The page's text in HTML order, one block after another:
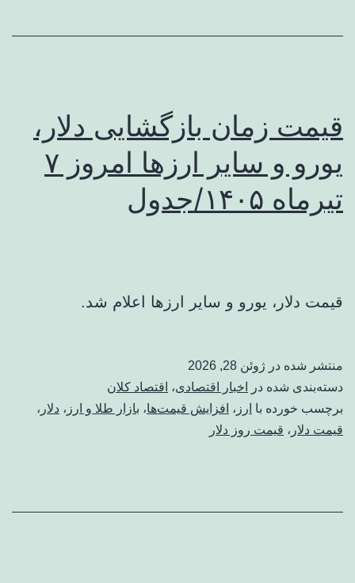
قیمت زمان بازگشایی دلار،
یورو و سایر ارزها امروز ۷
تیرماه ۱۴۰۵/جدول
قیمت دلار، یورو و سایر ارزها اعلام شد.
منتشر شده در ژوئن 28, 2026
دسته‌بندی شده در
اخبار اقتصادی، اقتصاد کلان
برچسب خورده با ارز ، افزایش قیمت‌ها، بازار طلا و ارز ، دلار ،
قیمت دلار ، قیمت روز دلار